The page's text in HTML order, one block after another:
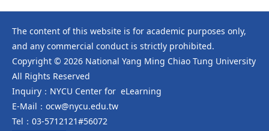
The content of this website is for academic purposes only,
and any commercial conduct is strictly prohibited.
Copyright © 2026 National Yang Ming Chiao Tung University
All Rights Reserved
Inquiry：NYCU Center for eLearning
E-Mail：ocw@nycu.edu.tw
Tel：03-5712121#56072